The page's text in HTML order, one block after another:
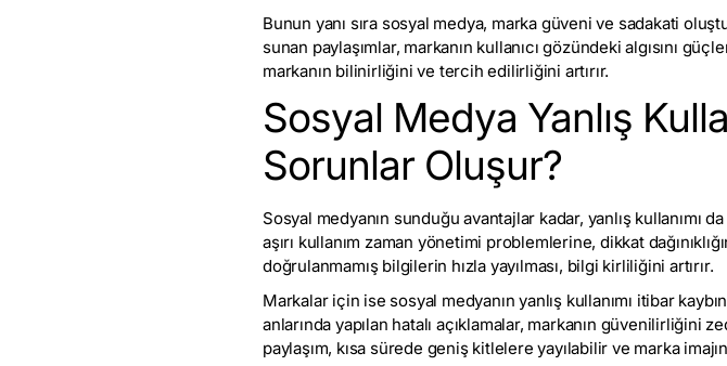
Bunun yanı sıra sosyal medya, marka güveni ve sadakati
sunan paylaşımlar, markanın kullanıcı gözündeki algısını
markanın bilinirliğini ve tercih edilirliğini artırır.
Sosyal Medya Yanlış
Sorunlar Oluşur?
Sosyal medyanın sunduğu avantajlar kadar, yanlış kullanımı
aşırı kullanım zaman yönetimi problemlerine, dikkat
doğrulanmamış bilgilerin hızla yayılması, bilgi kirliliğini artırır.
Markalar için ise sosyal medyanın yanlış kullanımı itibar
anlarında yapılan hatalı açıklamalar, markanın güvenilirliğini
paylaşım, kısa sürede geniş kitlelere yayılabilir ve marka